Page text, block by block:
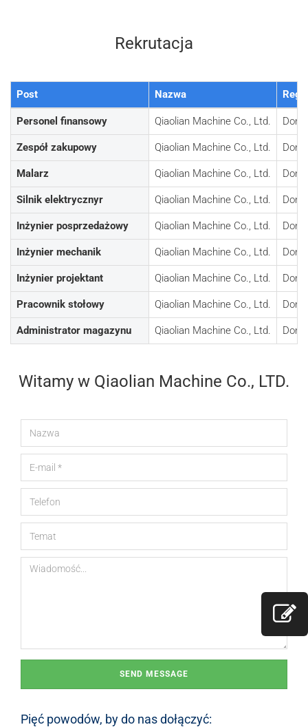
Rekrutacja
Post Nazwa
Personel finansowy Qiaolian Machine Co., Ltd.
Zespół zakupowy Qiaolian Machine Co., Ltd.
Malarz Qiaolian Machine Co., Ltd.
Silnik elektrycznyr Qiaolian Machine Co., Ltd.
Inżynier posprzedażowy Qiaolian Machine Co., Ltd.
Inżynier mechanik Qiaolian Machine Co., Ltd.
Inżynier projektant Qiaolian Machine Co., Ltd.
Pracownik stołowy Qiaolian Machine Co., Ltd.
Administrator magazynu Qiaolian Machine Co., Ltd.
Witamy w Qiaolian Machine Co., LTD.
Pięć powodów, by do nas dołączyć: